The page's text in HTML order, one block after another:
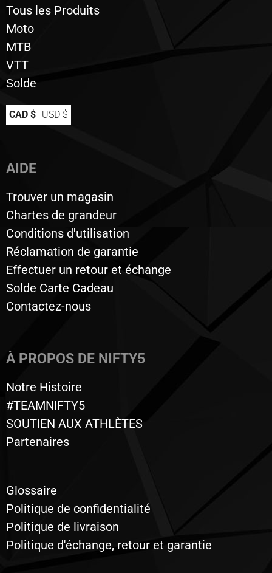
Tous les Produits
Moto
MTB
VTT
Solde
CAD $ USD $
AIDE
Trouver un magasin
Chartes de grandeur
Conditions d'utilisation
Réclamation de garantie
Effectuer un retour et échange
Solde Carte Cadeau
Contactez-nous
À PROPOS DE NIFTY5
Notre Histoire
#TEAMNIFTY5
SOUTIEN AUX ATHLÈTES
Partenaires
Glossaire
Politique de confidentialité
Politique de livraison
Politique d'échange, retour et garantie